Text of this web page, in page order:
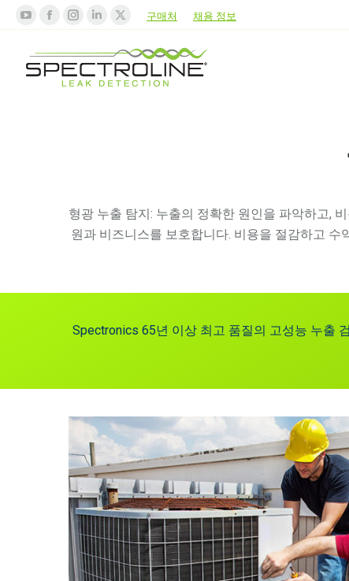
구매처 채용 정보
형광 누출 탐지: 누출의 정확한 원인을 파악하고,
원과 비즈니스를 보호합니다. 비용을 절감하고
Spectronics 65년 이상 최고 품질의 고성능 누출